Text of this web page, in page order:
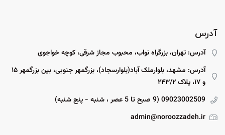
آدرس
آدرس: تهران، بزرگراه نواب، محبوب مجاز شرقی، کوچه خواجوی
آدرس: مشهد، بلوارملک آباد(بلوارسجاد)، بزرگمهر جنوبی، بین بزرگمهر ۱۵
و ۱۷، پلاک ۲۴۳/۲
09023002509 (9 صبح تا 5 عصر ، شنبه - پنج شنبه)
admin@noroozzadeh.ir